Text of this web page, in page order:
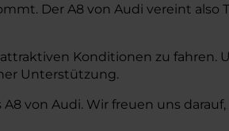
Der A8 von Audi vereint also
Konditionen zu fahren.
Unterstützung.
von Audi. Wir freuen uns